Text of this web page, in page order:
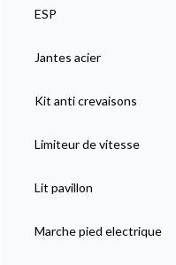
ESP
Jantes acier
Kit anti crevaisons
Limiteur de vitesse
Lit pavillon
Marche pied electrique